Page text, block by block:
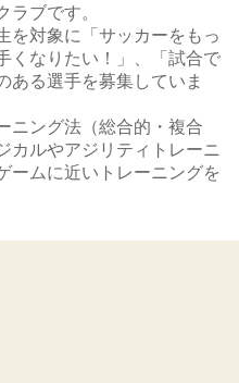
ラブです。
を対象に「サッカーをもっ
くなりたい！」、「試合で
ある選手を募集していま
ニング法（総合的・複合
カルやアジリティトレーニ
ームに近いトレーニングを